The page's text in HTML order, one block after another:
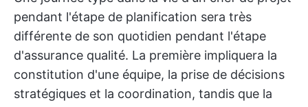
pendant l'étape de planification sera très
différente de son quotidien pendant l'étape
d'assurance qualité. La première impliquera la
constitution d'une équipe, la prise de décisions
stratégiques et la coordination, tandis que la